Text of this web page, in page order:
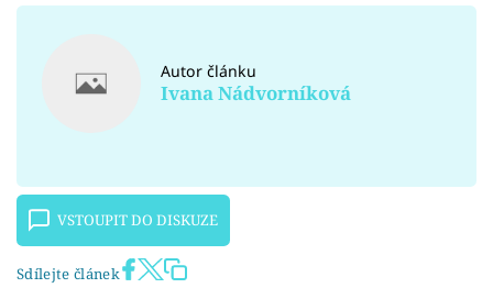
Autor článku
Ivana Nádvorníková
VSTOUPIT DO DISKUZE
Sdílejte článek